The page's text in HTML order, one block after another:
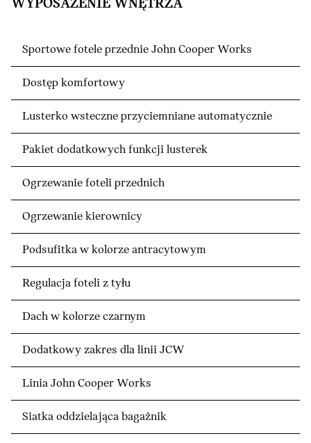
WYPOSAŻENIE WNĘTRZA
Sportowe fotele przednie John Cooper Works
Dostęp komfortowy
Lusterko wsteczne przyciemniane automatycznie
Pakiet dodatkowych funkcji lusterek
Ogrzewanie foteli przednich
Ogrzewanie kierownicy
Podsufitka w kolorze antracytowym
Regulacja foteli z tyłu
Dach w kolorze czarnym
Dodatkowy zakres dla linii JCW
Linia John Cooper Works
Siatka oddzielająca bagażnik